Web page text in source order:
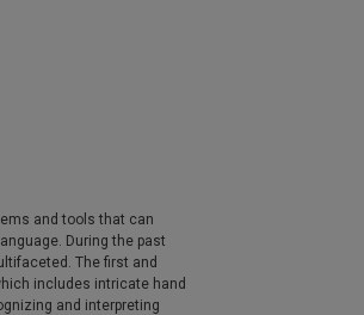
and tools that can
During the past
The first and
includes intricate hand
and interpreting